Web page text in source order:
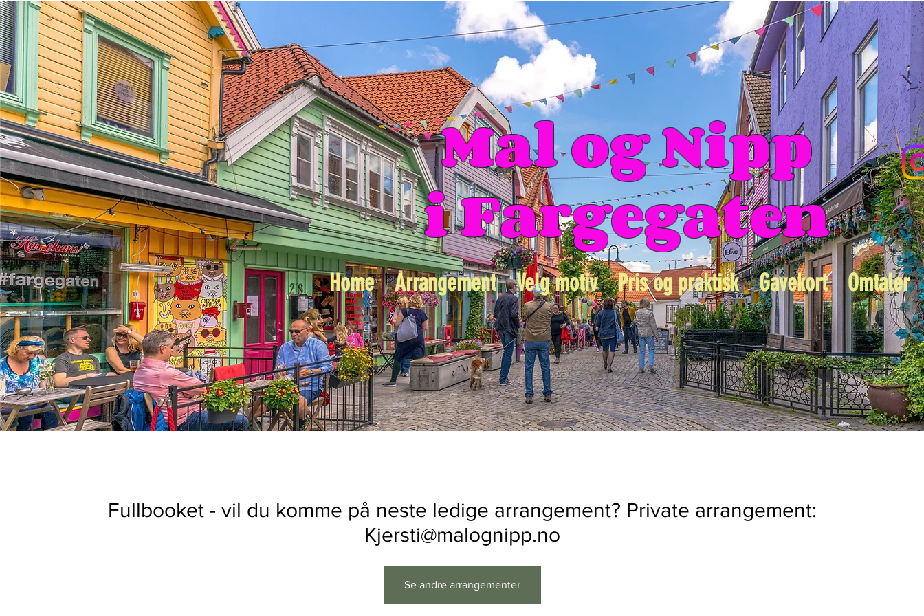
Mal og Nipp
i Fargegaten
Home Arrangement Velg motiv Pris og praktisk Gavekort Omtaler
Fullbooket - vil du komme på neste ledige arrangement? Private arrangement:
Kjersti@malognipp.no
Se andre arrangementer